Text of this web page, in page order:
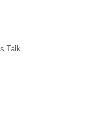
Talk…